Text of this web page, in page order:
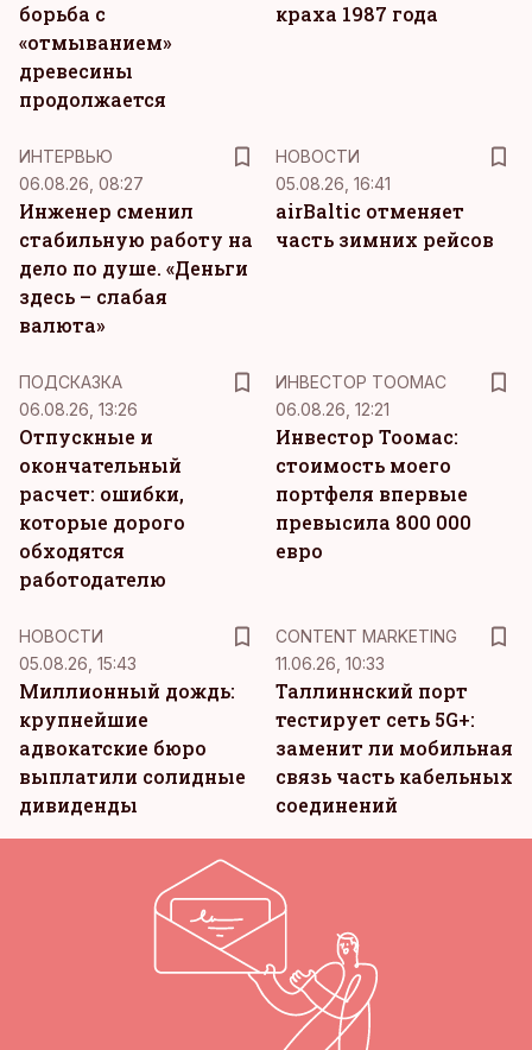
борьба с
«отмыванием»
древесины
продолжается
краха 1987 года
ИНТЕРВЬЮ
06.08.26, 08:27
Инженер сменил
стабильную работу на
дело по душе. «Деньги
здесь – слабая
валюта»
НОВОСТИ
05.08.26, 16:41
airBaltic отменяет
часть зимних рейсов
ПОДСКАЗКА
06.08.26, 13:26
Отпускные и
окончательный
расчет: ошибки,
которые дорого
обходятся
работодателю
ИНВЕСТОР ТООМАС
06.08.26, 12:21
Инвестор Тоомас:
стоимость моего
портфеля впервые
превысила 800 000
евро
НОВОСТИ
05.08.26, 15:43
Миллионный дождь:
крупнейшие
адвокатские бюро
выплатили солидные
дивиденды
CONTENT MARKETING
11.06.26, 10:33
Таллиннский порт
тестирует сеть 5G+:
заменит ли мобильная
связь часть кабельных
соединений